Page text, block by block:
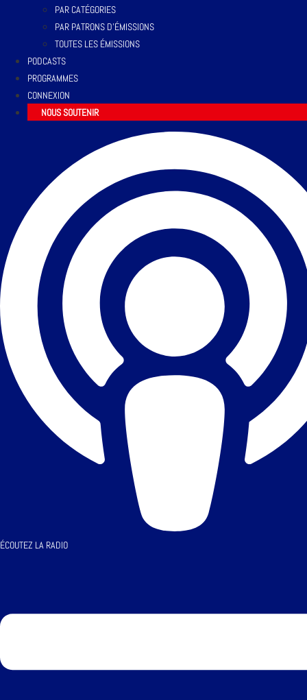
PAR CATÉGORIES
PAR PATRONS D’ÉMISSIONS
TOUTES LES ÉMISSIONS
PODCASTS
PROGRAMMES
CONNEXION
NOUS SOUTENIR
ÉCOUTEZ LA RADIO